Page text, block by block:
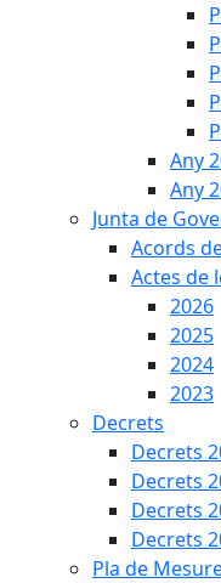
Any
Any
Junta de
Acords
Actes de
2026
2025
2024
2023
Decrets
Decrets
Decrets
Decrets
Decrets
Pla de